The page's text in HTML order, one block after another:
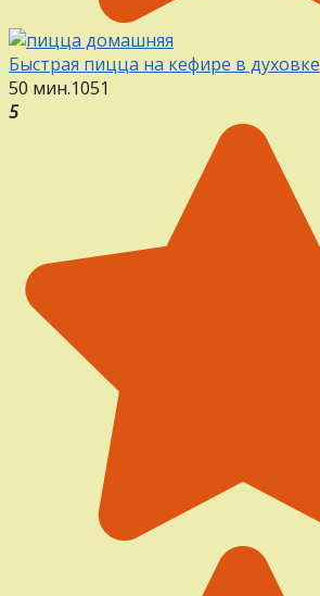
Быстрая пицца на кефире в духовке
50 мин.1051
5